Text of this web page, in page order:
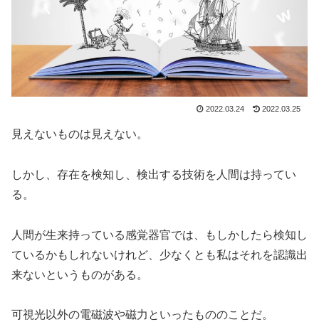
2022.03.24 2022.03.25
見えないものは見えない。
しかし、存在を検知し、検出する技術を人間は持ってい
る。
人間が生来持っている感覚器官では、もしかしたら検知し
ているかもしれないけれど、少なくとも私はそれを認識出
来ないというものがある。
可視光以外の電磁波や磁力といったもののことだ。